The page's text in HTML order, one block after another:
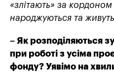
«злітають» за кордоном
народжуються та живуть
– Як розподіляються
при роботі з усіма
фонду? Уявімо на